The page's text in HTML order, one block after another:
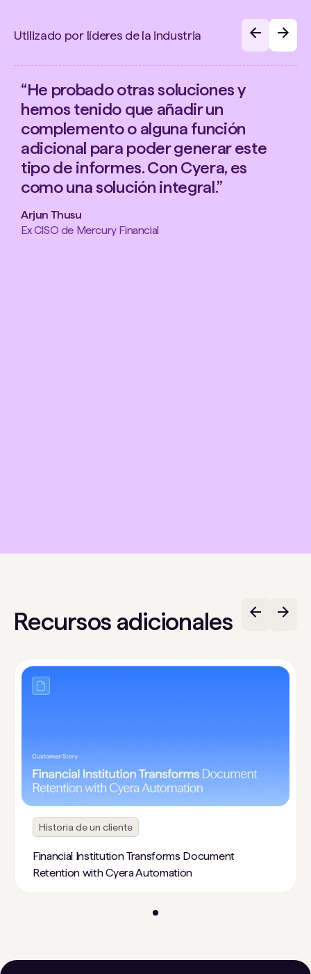
Utilizado por líderes de la industria
“He probado otras soluciones y
hemos tenido que añadir un
complemento o alguna función
adicional para poder generar este
tipo de informes. Con Cyera, es
como una solución integral.”
Arjun Thusu
Ex CISO de Mercury Financial
Recursos adicionales
Historia de un cliente
Financial Institution Transforms Document
Retention with Cyera Automation